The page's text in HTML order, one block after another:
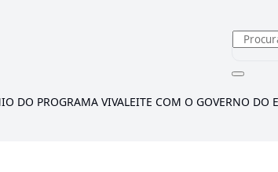
DO PROGRAMA VIVALEITE COM O GOVERNO DO